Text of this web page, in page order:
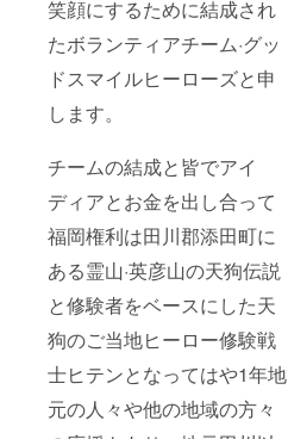
笑顔にするために結成され
たボランティアチーム·グッ
ドスマイルヒーローズと申
します。
チームの結成と皆でアイ
ディアとお金を出し合って
福岡権利は田川郡添田町に
ある霊山·英彦山の天狗伝説
と修験者をベースにした天
狗のご当地ヒーロー修験戦
士ヒテンとなってはや1年地
元の人々や他の地域の方々